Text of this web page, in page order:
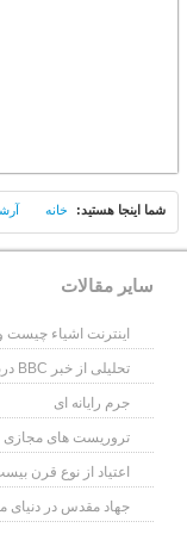
شما اينجا هستيد: خانه
سایر مقالات
اینترنت اشیاء
تحلیلی از خبر BBC درباره آخرین نشست مذاکرات هسته ای در سوم آذر ماه 1393
جرم رایانه ای
تروریست های مجازی و
اعتیاد از نوع قرن
جهاد مقدس در دنیای